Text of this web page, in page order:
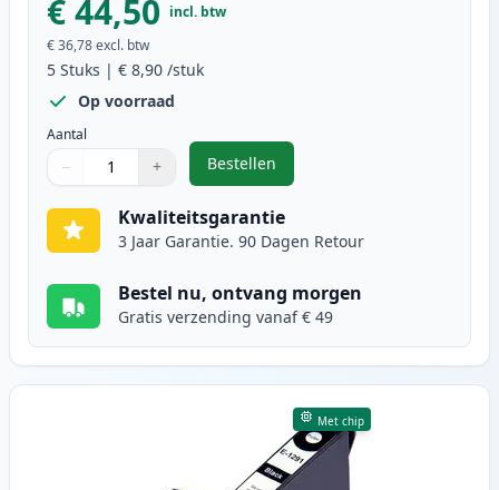
€ 44,50 incl. btw
€ 36,78excl. btw
5 Stuks | € 8,90 /stuk
Op voorraad
Aantal
Gebruik de knoppen om aan te passen
− +
1
Bestellen
,5 stuks Epson T1295
Kwaliteitsgarantie
3 Jaar Garantie. 90 Dagen Retour
Bestel nu, ontvang morgen
Gratis verzending vanaf € 49
Met chip